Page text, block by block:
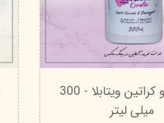
ماسک مو کراتین ویتابلا - 300
میلی لیتر